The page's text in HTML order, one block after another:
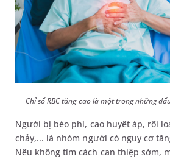
Chỉ số RBC tăng cao là một trong những
Người bị béo phì, cao huyết áp, rối
chảy,... là nhóm người có nguy cơ
Nếu không tìm cách can thiệp sớm,